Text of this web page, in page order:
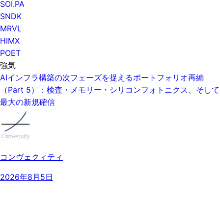
SOI.PA
SNDK
MRVL
HIMX
POET
強気
AIインフラ構築の次フェーズを捉えるポートフォリオ再編
（Part 5）：検査・メモリー・シリコンフォトニクス、そして
最大の新規確信
コンヴェクィティ
2026年8月5日